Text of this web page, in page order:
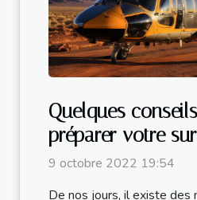
Quelques
préparer votre
hélicoptère dans
9 octobre 2022 19:54
De nos jours, il existe des